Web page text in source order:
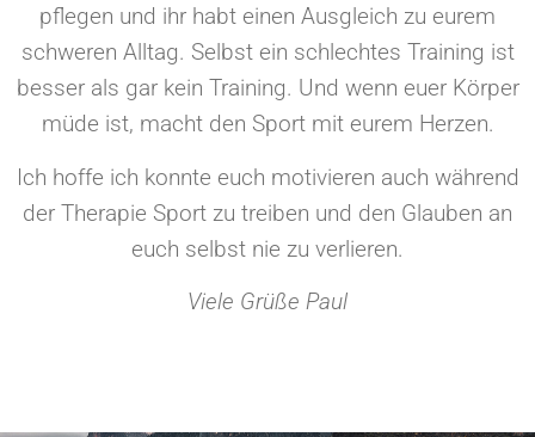
pflegen und ihr habt einen Ausgleich zu eurem
schweren Alltag. Selbst ein schlechtes Training ist
besser als gar kein Training. Und wenn euer Körper
müde ist, macht den Sport mit eurem Herzen.
Ich hoffe ich konnte euch motivieren auch während
der Therapie Sport zu treiben und den Glauben an
euch selbst nie zu verlieren.
Viele Grüße Paul